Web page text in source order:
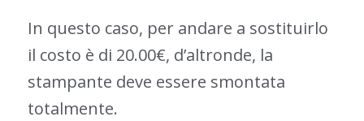
In questo caso, per andare a sostituirlo
il costo è di 20.00€, d’altronde, la
stampante deve essere smontata
totalmente.